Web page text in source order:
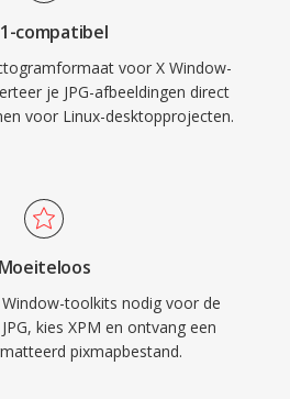
compatibel
voor X Window-
je JPG-afbeeldingen direct
voor Linux-desktopprojecten.
Moeiteloos
Window-toolkits nodig voor de
kies XPM en ontvang een
pixmapbestand.